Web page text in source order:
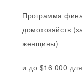
Программа
домохозяйств
женщины)
и до $16 000